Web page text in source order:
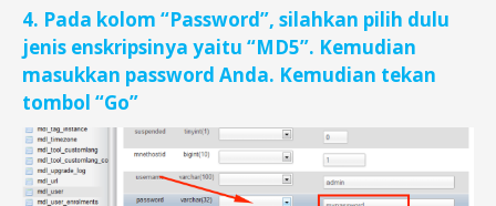
4. Pada kolom “Password”, silahkan pilih dulu
jenis enskripsinya yaitu “MD5”. Kemudian
masukkan password Anda. Kemudian tekan
tombol “Go”